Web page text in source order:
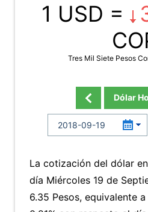
1 USD =
Tres Mil Siete Pesos
Dólar
La cotización del dólar
día Miércoles 19 de
6.35 Pesos, equivalente